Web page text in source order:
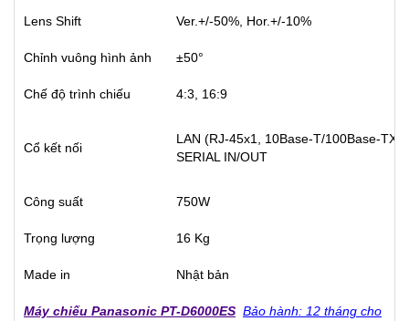
Lens Shift
Chỉnh vuông hình ảnh
Ver.+/-50%, Hor.+/-10%
±50°
Chế độ trình chiếu 4:3, 16:9
Cổ kết nối
LAN (RJ-45x1, 10Base-T/100Base-
SERIAL IN/OUT
Công suất 750W
Trọng lượng
Made in
16 Kg
Nhật bản
Máy chiếu Panasonic PT-D6000ES Bảo hành: 12 tháng cho